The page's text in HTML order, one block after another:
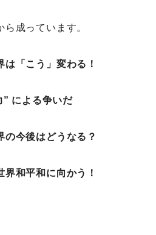
ら成っています。
は「こう」変わる！
” による争いだ
の今後はどうなる？
界和平和に向かう！